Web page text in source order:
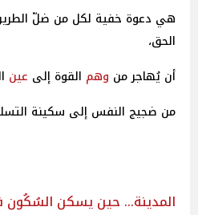
هي دعوة خفية لكل من ضلّ
الحق،
أن يُهاجر من وهم القوة إلى عين
من ضجيج النفس إلى سكينة
المدينة… حين يسكن السُكُون